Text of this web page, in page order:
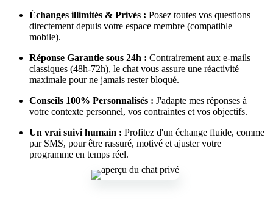
Échanges illimités & Privés : Posez toutes vos questions
directement depuis votre espace membre (compatible
mobile).
Réponse Garantie sous 24h : Contrairement aux e-mails
classiques (48h-72h), le chat vous assure une réactivité
maximale pour ne jamais rester bloqué.
Conseils 100% Personnalisés : J'adapte mes réponses à
votre contexte personnel, vos contraintes et vos objectifs.
Un vrai suivi humain : Profitez d'un échange fluide, comme
par SMS, pour être rassuré, motivé et ajuster votre
programme en temps réel.